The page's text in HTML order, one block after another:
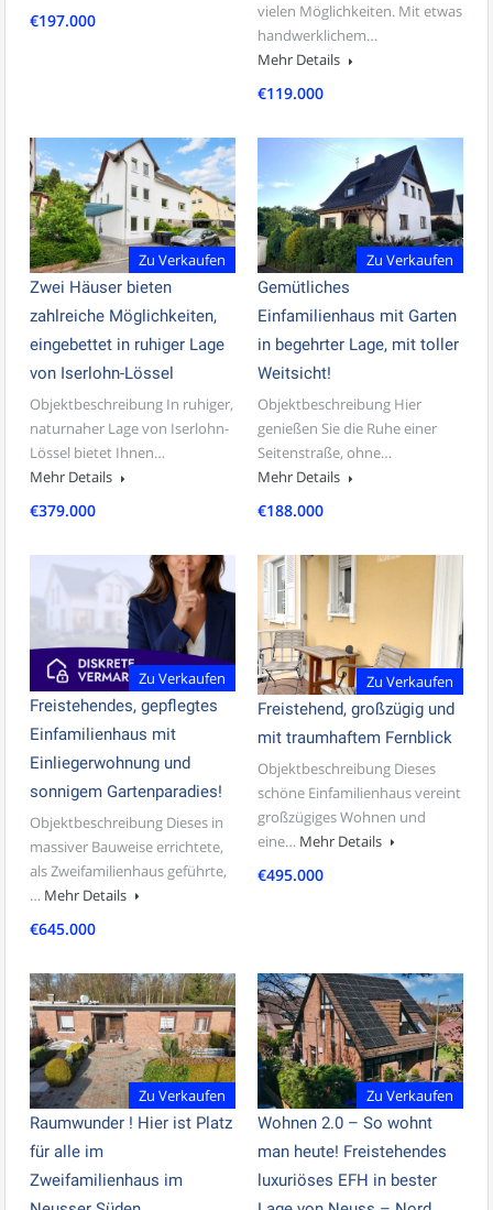
€197.000
vielen Möglichkeiten. Mit etwas
handwerklichem…
Mehr Details
€119.000
Zu Verkaufen
Zwei Häuser bieten
zahlreiche Möglichkeiten,
eingebettet in ruhiger Lage
von Iserlohn-Lössel
Objektbeschreibung In ruhiger,
naturnaher Lage von Iserlohn-
Lössel bietet Ihnen…
Mehr Details
€379.000
Zu Verkaufen
Gemütliches
Einfamilienhaus mit Garten
in begehrter Lage, mit toller
Weitsicht!
Objektbeschreibung Hier
genießen Sie die Ruhe einer
Seitenstraße, ohne…
Mehr Details
€188.000
Zu Verkaufen
Freistehendes, gepflegtes
Einfamilienhaus mit
Einliegerwohnung und
sonnigem Gartenparadies!
Objektbeschreibung Dieses in
massiver Bauweise errichtete,
als Zweifamilienhaus geführte,
… Mehr Details
€645.000
Zu Verkaufen
Freistehend, großzügig und
mit traumhaftem Fernblick
Objektbeschreibung Dieses
schöne Einfamilienhaus vereint
großzügiges Wohnen und
eine… Mehr Details
€495.000
Zu Verkaufen
Raumwunder ! Hier ist Platz
für alle im
Zweifamilienhaus im
Zu Verkaufen
Wohnen 2.0 – So wohnt
man heute! Freistehendes
luxuriöses EFH in bester